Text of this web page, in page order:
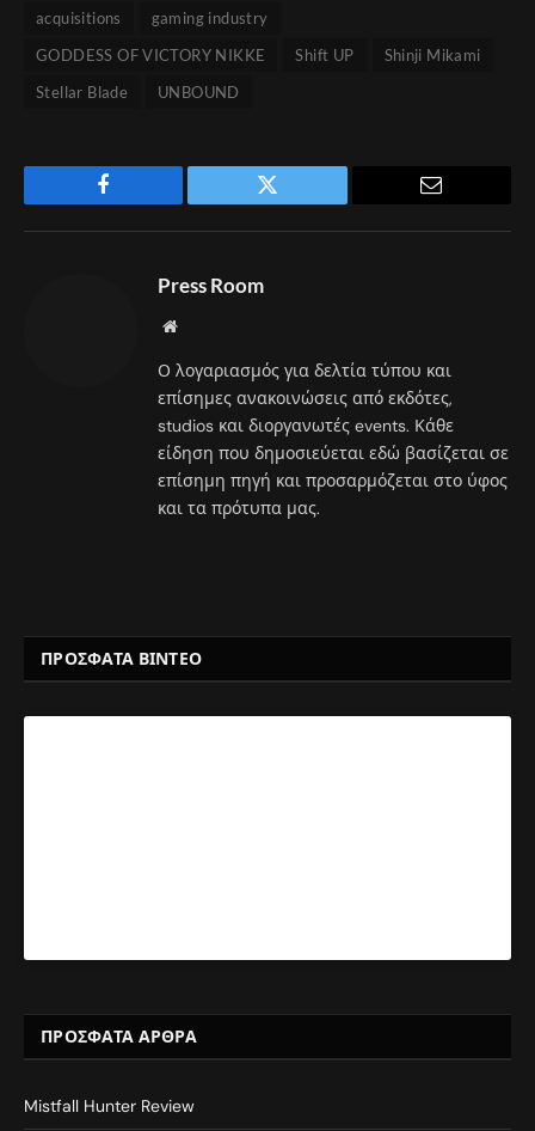
acquisitions
gaming industry
GODDESS OF VICTORY NIKKE
Shift UP
Shinji Mikami
Stellar Blade
UNBOUND
Facebook Twitter
Press Room
Website
Ο λογαριασμός για δελτία τύπου και
επίσημες ανακοινώσεις από εκδότες,
studios και διοργανωτές events. Κάθε
είδηση που δημοσιεύεται εδώ βασίζεται σε
επίσημη πηγή και προσαρμόζεται στο ύφος
και τα πρότυπα μας.
ΠΡΟΣΦΑΤΑ ΒΙΝΤΕΟ
ΠΡΌΣΦΑΤΑ ΆΡΘΡΑ
Mistfall Hunter Review